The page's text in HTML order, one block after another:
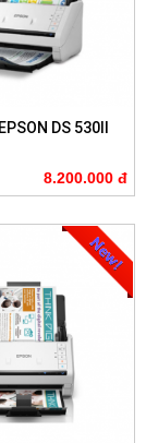
DS 530II
8.200.000 đ